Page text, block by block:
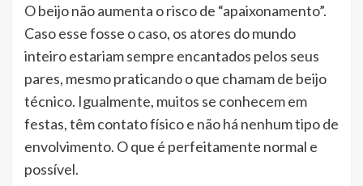
O beijo não aumenta o risco de “apaixonamento”.
Caso esse fosse o caso, os atores do mundo
inteiro estariam sempre encantados pelos seus
pares, mesmo praticando o que chamam de beijo
técnico. Igualmente, muitos se conhecem em
festas, têm contato físico e não há nenhum tipo de
envolvimento. O que é perfeitamente normal e
possível.